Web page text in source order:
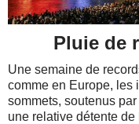
Pluie de
Une semaine de
comme en Europe, les
sommets, soutenus
une relative détente de